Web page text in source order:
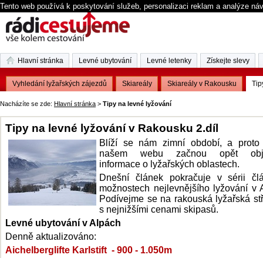
Tento web používá k poskytování služeb, personalizaci reklam a analýze
Nacházíte se zde: Hlavní stránka > Tipy na levné lyžování
Tipy na levné lyžování v Rakousku 2.díl
Blíží se nám zimní období, a
našem webu začnou opět
informace o lyžařských oblastech.
Dnešní článek pokračuje v sérii
možnostech nejlevnějšího lyžování v
Podívejme se na rakouská lyžařská
s nejnižšími cenami skipasů.
Levné ubytování v Alpách
Denně aktualizováno:
Aichelberglifte Karlstift - 900 - 1.050m
Hlavní stránka Levné ubytování Levné letenky Získejte slevy
Vyhledání lyžařských zájezdů Skiareály Skiareály v Rakousku